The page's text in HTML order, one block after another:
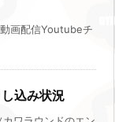
画配信Youtubeチ
込み状況